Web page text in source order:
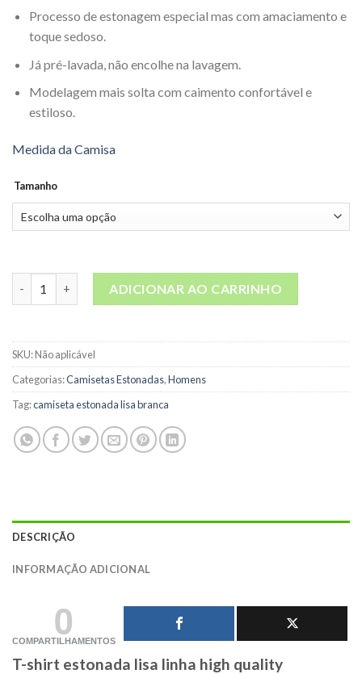
Processo de estonagem especial mas com amaciamento e
toque sedoso.
Já pré-lavada, não encolhe na lavagem.
Modelagem mais solta com caimento confortável e
estiloso.
Medida da Camisa
Tamanho
ADICIONAR AO CARRINHO
SKU:Não aplicável
Categorias:Camisetas Estonadas,Homens
Tag:camiseta estonada lisa branca
DESCRIÇÃO
INFORMAÇÃO ADICIONAL
0
COMPARTILHAMENTOS
T-shirt estonada lisa linha high quality